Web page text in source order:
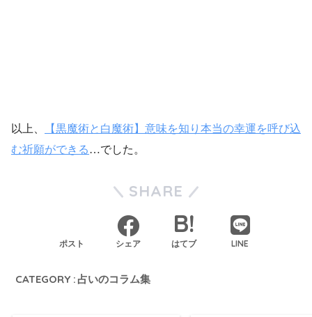
以上、
【黒魔術と白魔術】意味を知り本当の幸運を呼び込
む祈願ができる…でした。
SHARE
ポスト シェア はてブ LINE
CATEGORY : 占いのコラム集